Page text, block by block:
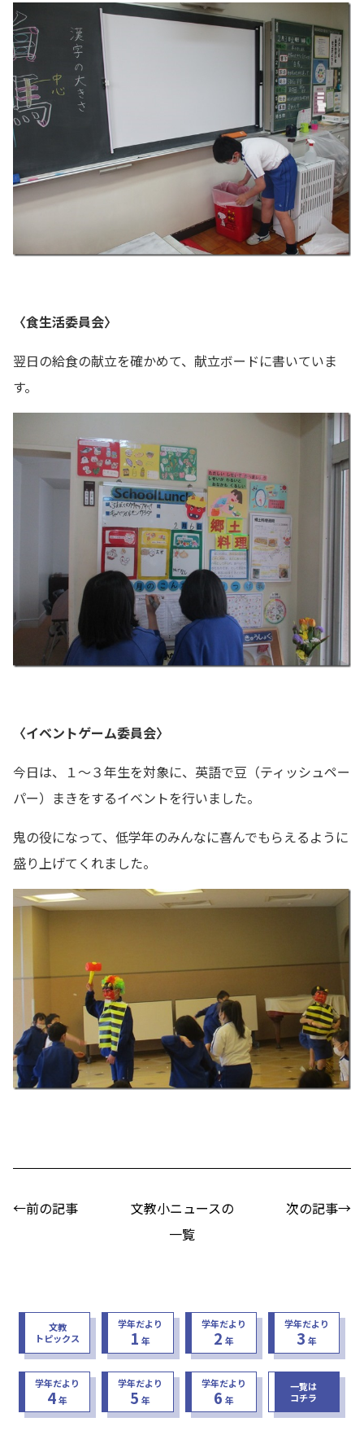
〈食生活委員会〉
翌日の給食の献立を確かめて、献立ボードに書いていま
す。
〈イベントゲーム委員会〉
今日は、１～３年生を対象に、英語で豆（ティッシュペー
パー）まきをするイベントを行いました。
鬼の役になって、低学年のみんなに喜んでもらえるように
盛り上げてくれました。
←前の記事
文教小ニュースの
一覧
次の記事→
文教
トピックス
学年だより
1 年
学年だより
2 年
学年だより
3 年
学年だより
4年
学年だより
5 年
学年だより
6 年
一覧は
コチラ